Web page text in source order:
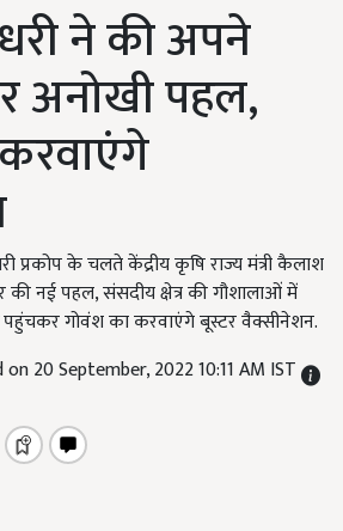
ने की अपने
अनोखी पहल,
प्रकोप के चलते केंद्रीय कृषि राज्य मंत्री कैलाश
की नई पहल, संसदीय क्षेत्र की गौशालाओं में
गोवंश का करवाएंगे बूस्टर वैक्सीनेशन.
20 September, 2022 10:11 AM IST